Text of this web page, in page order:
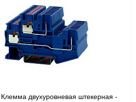
Запросить цену
клик Сравнение
Под заказ
двухуровневая штекерная -